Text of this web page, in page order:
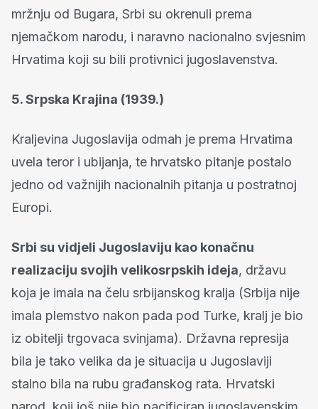
mržnju od Bugara, Srbi su okrenuli prema
njemačkom narodu, i naravno nacionalno svjesnim
Hrvatima koji su bili protivnici jugoslavenstva.
5. Srpska Krajina (1939.)
Kraljevina Jugoslavija odmah je prema Hrvatima
uvela teror i ubijanja, te hrvatsko pitanje postalo
jedno od važnijih nacionalnih pitanja u postratnoj
Europi.
Srbi su vidjeli Jugoslaviju kao konačnu
realizaciju svojih velikosrpskih ideja, državu
koja je imala na čelu srbijanskog kralja (Srbija nije
imala plemstvo nakon pada pod Turke, kralj je bio
iz obitelji trgovaca svinjama). Državna represija
bila je tako velika da je situacija u Jugoslaviji
stalno bila na rubu građanskog rata. Hrvatski